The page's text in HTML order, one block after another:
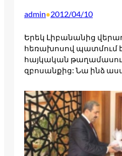
admin•2012/04/10
Երեկ Լիբանանից
հեռախոսով պատմում
հայկական
զբոսանքից: Նա ինձ